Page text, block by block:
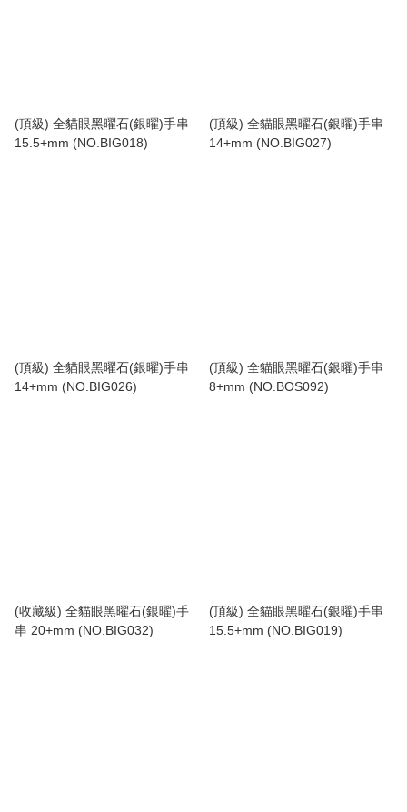
(頂級) 全貓眼黑曜石(銀曜)手串
15.5+mm (NO.BIG018)
(頂級) 全貓眼黑曜石(銀曜)手串
14+mm (NO.BIG027)
(頂級) 全貓眼黑曜石(銀曜)手串
14+mm (NO.BIG026)
(頂級) 全貓眼黑曜石(銀曜)手串
8+mm (NO.BOS092)
(收藏級) 全貓眼黑曜石(銀曜)手
串 20+mm (NO.BIG032)
(頂級) 全貓眼黑曜石(銀曜)手串
15.5+mm (NO.BIG019)